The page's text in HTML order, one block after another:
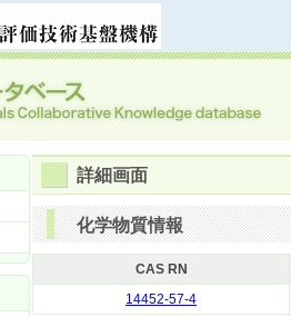
詳細画面
化学物質情報
CAS RN
14452-57-4